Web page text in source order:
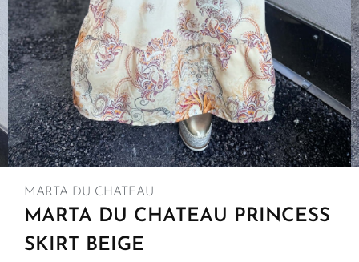
MARTA DU CHATEAU
MARTA DU CHATEAU PRINCESS
SKIRT BEIGE